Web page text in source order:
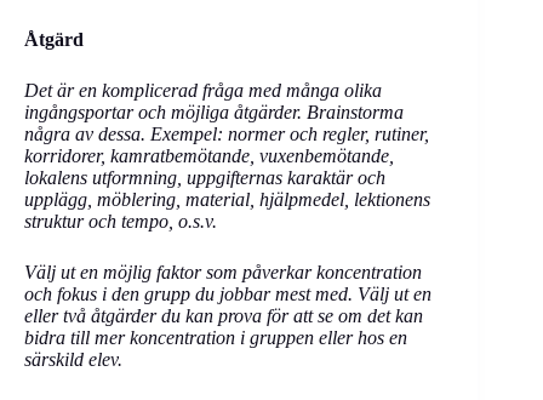
Åtgärd
Det är en komplicerad fråga med många olika
ingångsportar och möjliga åtgärder. Brainstorma
några av dessa. Exempel: normer och regler, rutiner,
korridorer, kamratbemötande, vuxenbemötande,
lokalens utformning, uppgifternas karaktär och
upplägg, möblering, material, hjälpmedel, lektionens
struktur och tempo, o.s.v.
Välj ut en möjlig faktor som påverkar koncentration
och fokus i den grupp du jobbar mest med. Välj ut en
eller två åtgärder du kan prova för att se om det kan
bidra till mer koncentration i gruppen eller hos en
särskild elev.